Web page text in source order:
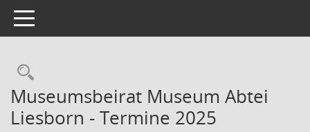
Toggle navigation
Rechercheauswahl
Museumsbeirat Museum Abtei
Liesborn - Termine 2025